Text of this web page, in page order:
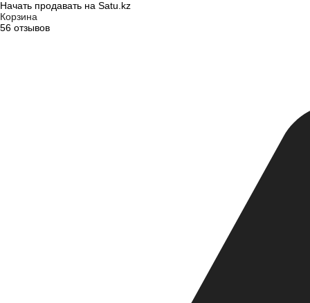
Начать продавать на Satu.kz
Корзина
56 отзывов